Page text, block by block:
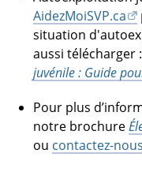
AidezMoiSVP.ca
situation
aussi télécharger :
juvénile : Guide
Pour plus
notre brochure
ou contactez-nous